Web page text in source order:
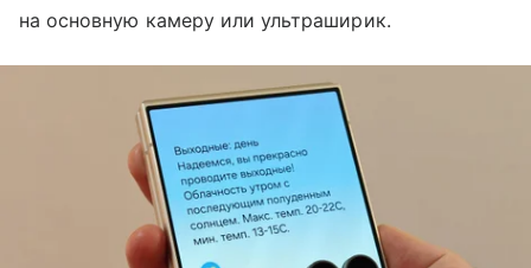
на основную камеру или ультраширик.